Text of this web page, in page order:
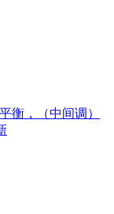
，（中间调）